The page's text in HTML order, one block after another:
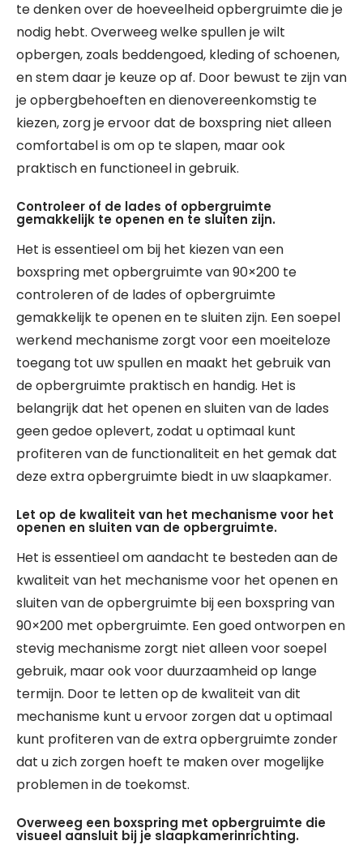
te denken over de hoeveelheid opbergruimte die je
nodig hebt. Overweeg welke spullen je wilt
opbergen, zoals beddengoed, kleding of schoenen,
en stem daar je keuze op af. Door bewust te zijn van
je opbergbehoeften en dienovereenkomstig te
kiezen, zorg je ervoor dat de boxspring niet alleen
comfortabel is om op te slapen, maar ook
praktisch en functioneel in gebruik.
Controleer of de lades of opbergruimte
gemakkelijk te openen en te sluiten zijn.
Het is essentieel om bij het kiezen van een
boxspring met opbergruimte van 90×200 te
controleren of de lades of opbergruimte
gemakkelijk te openen en te sluiten zijn. Een soepel
werkend mechanisme zorgt voor een moeiteloze
toegang tot uw spullen en maakt het gebruik van
de opbergruimte praktisch en handig. Het is
belangrijk dat het openen en sluiten van de lades
geen gedoe oplevert, zodat u optimaal kunt
profiteren van de functionaliteit en het gemak dat
deze extra opbergruimte biedt in uw slaapkamer.
Let op de kwaliteit van het mechanisme voor het
openen en sluiten van de opbergruimte.
Het is essentieel om aandacht te besteden aan de
kwaliteit van het mechanisme voor het openen en
sluiten van de opbergruimte bij een boxspring van
90×200 met opbergruimte. Een goed ontworpen en
stevig mechanisme zorgt niet alleen voor soepel
gebruik, maar ook voor duurzaamheid op lange
termijn. Door te letten op de kwaliteit van dit
mechanisme kunt u ervoor zorgen dat u optimaal
kunt profiteren van de extra opbergruimte zonder
dat u zich zorgen hoeft te maken over mogelijke
problemen in de toekomst.
Overweeg een boxspring met opbergruimte die
visueel aansluit bij je slaapkamerinrichting.